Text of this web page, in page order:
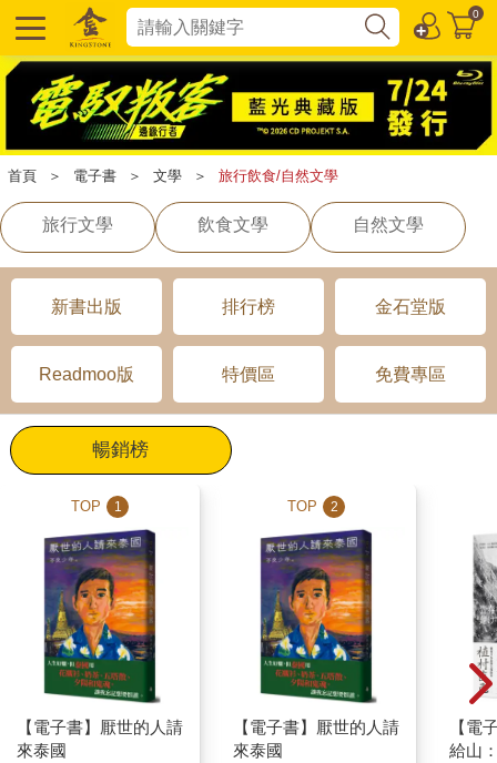
0
首頁 ＞ 電子書 ＞ 文學 ＞ 旅行飲食/自然文學
旅行文學 飲食文學 自然文學
新書出版 排行榜 金石堂版
Readmoo版 特價區 免費專區
暢銷榜
TOP 1
【電子書】厭世的人請
來泰國
TOP 2
【電子書】厭世的人請
來泰國
【電
給山